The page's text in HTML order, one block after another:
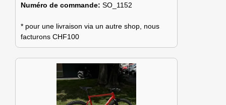
Numéro de commande: SO_1152
* pour une livraison via un autre shop, nous
facturons CHF100